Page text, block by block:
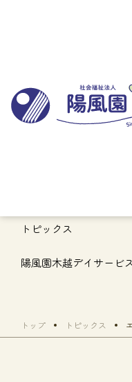
トピックス
陽風園木越デイサービ
トップ トピックス